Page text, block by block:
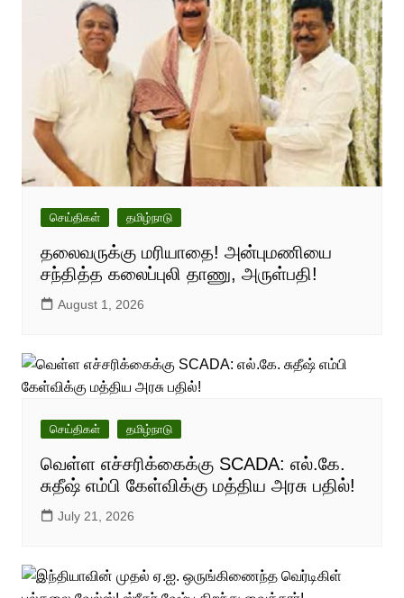
செய்திகள் தமிழ்நாடு
தலைவருக்கு மரியாதை! அன்புமணியை
சந்தித்த கலைப்புலி தாணு, அருள்பதி!
August 1, 2026
செய்திகள் தமிழ்நாடு
வெள்ள எச்சரிக்கைக்கு SCADA: எல்.கே.
சுதீஷ் எம்பி கேள்விக்கு மத்திய அரசு பதில்!
July 21, 2026